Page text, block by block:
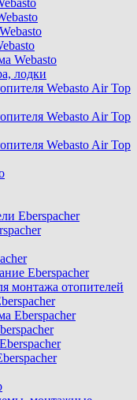
Webasto
лодки
Webasto Air Top
Webasto Air Top
Webasto Air Top
Eberspacher
Eberspacher
монтажа отопителей
Eberspacher